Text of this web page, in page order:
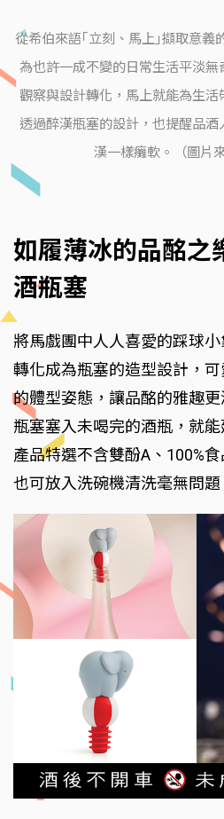
從希伯來語｢立刻、馬上｣擷取意義
為也許一成不變的日常生活平淡
觀察與設計轉化，馬上就能為生活
透過醉漢瓶塞的設計，也提醒品
漢一樣癱軟。（圖片
如履薄冰的品酩之
酒瓶塞
將馬戲團中人人喜愛的踩球小
轉化成為瓶塞的造型設計，
的體型姿態，讓品酩的雅趣
瓶塞塞入未喝完的酒瓶，就
產品特選不含雙酚A、100%
也可放入洗碗機清洗毫無問題